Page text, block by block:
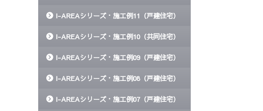
I-AREAシリーズ・施工例11（戸建住宅）
I-AREAシリーズ・施工例10（共同住宅）
I-AREAシリーズ・施工例09（戸建住宅）
I-AREAシリーズ・施工例08（戸建住宅）
I-AREAシリーズ・施工例07（戸建住宅）